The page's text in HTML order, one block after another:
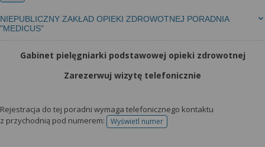
NIEPUBLICZNY ZAKŁAD OPIEKI ZDROWOTNEJ PORADNIA
"MEDICUS"
Gabinet pielęgniarki podstawowej opieki zdrowotnej
Zarezerwuj wizytę telefonicznie
Rejestracja do tej poradni wymaga telefonicznego kontaktu
z przychodnią pod numerem:
Wyświetl numertelefonu do rejestracji